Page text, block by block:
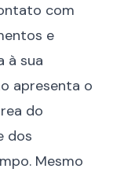
com
e
à sua
apresenta o
do
dos
Mesmo